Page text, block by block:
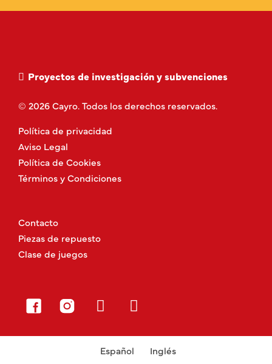
Proyectos de investigación y subvenciones
© 2026 Cayro. Todos los derechos reservados.
Política de privacidad
Aviso Legal
Política de Cookies
Términos y Condiciones
Contacto
Piezas de repuesto
Clase de juegos
Español Inglés